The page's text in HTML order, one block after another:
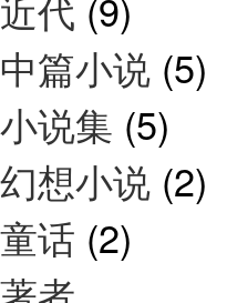
中篇小说 (5)
小说集 (5)
幻想小说 (2)
童话 (2)